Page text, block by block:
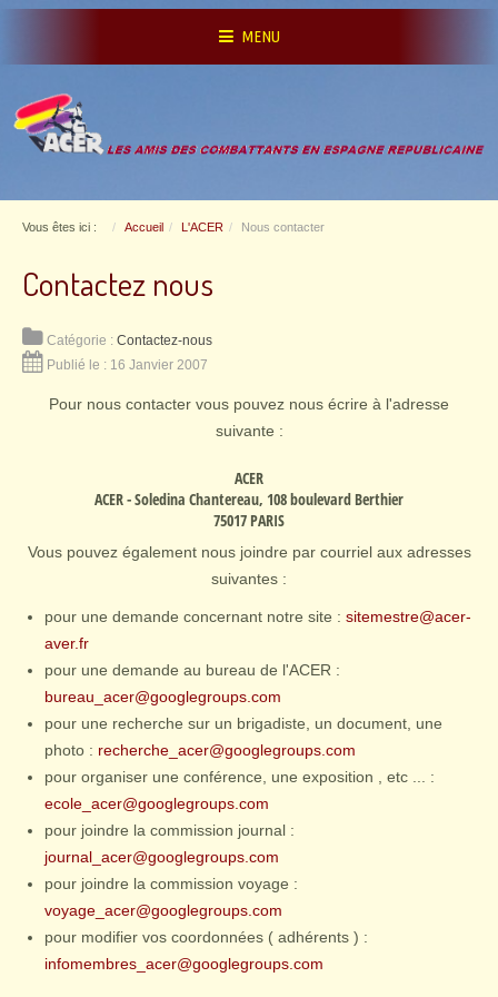
MENU
Vous êtes ici : Accueil L'ACER Nous contacter
Contactez nous
Catégorie : Contactez-nous
Publié le : 16 Janvier 2007
Pour nous contacter vous pouvez nous écrire à l'adresse
suivante :
ACER
ACER- Soledina Chantereau, 108 boulevard Berthier
75017 PARIS
Vous pouvez également nous joindre par courriel aux adresses
suivantes :
pour une demande concernant notre site : sitemestre@acer-
aver.fr
pour une demande au bureau de l'ACER :
bureau_acer@googlegroups.com
pour une recherche sur un brigadiste, un document, une
photo : recherche_acer@googlegroups.com
pour organiser une conférence, une exposition , etc ... :
ecole_acer@googlegroups.com
pour joindre la commission journal :
journal_acer@googlegroups.com
pour joindre la commission voyage :
voyage_acer@googlegroups.com
pour modifier vos coordonnées ( adhérents ) :
infomembres_acer@googlegroups.com